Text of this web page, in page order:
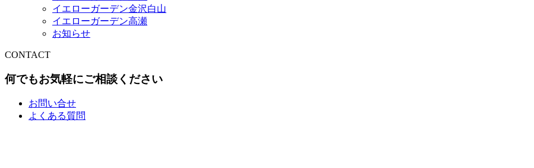
イエローガーデン金沢白山
イエローガーデン高瀬
お知らせ
CONTACT
何でもお気軽にご相談ください
お問い合せ
よくある質問